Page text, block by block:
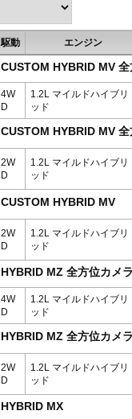
駆動 エンジン
CUSTOM HYBRID MV
4W
D
1.2L マイルドハイブリ
ッド
CUSTOM HYBRID MV
2W
D
1.2L マイルドハイブリ
ッド
CUSTOM HYBRID MV
2W
D
1.2L マイルドハイブリ
ッド
HYBRID MZ 全方位カメ
4W
D
1.2L マイルドハイブリ
ッド
HYBRID MZ 全方位カメ
2W
D
1.2L マイルドハイブリ
ッド
HYBRID MX